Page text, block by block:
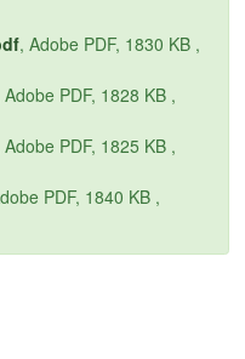
, Adobe PDF, 1830 KB ,
Adobe PDF, 1828 KB ,
Adobe PDF, 1825 KB ,
PDF, 1840 KB ,